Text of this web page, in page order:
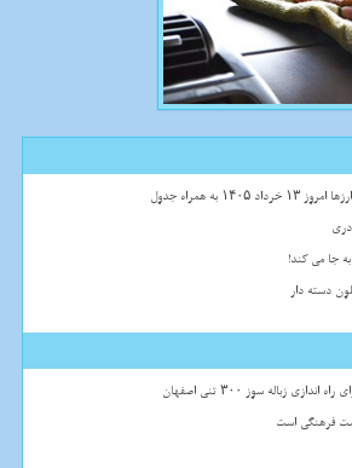
به همراه جدول
جا می کند!
دسته دار
زباله سوز ۳۰۰ تنی اصفهان
فرهنگی است